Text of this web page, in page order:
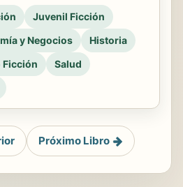
Juvenil Ficción
y Negocios
Historia
Ficción
Salud
Próximo Libro